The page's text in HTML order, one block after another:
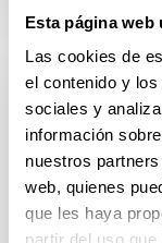
Esta página web
Las cookies de
el contenido y
sociales y
información
nuestros
web, quienes
que les haya